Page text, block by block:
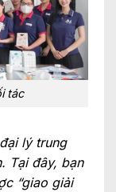
tác
lý trung
Tại đây, bạn
“giao giải